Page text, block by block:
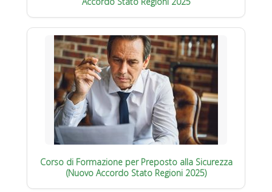
Corso di Formazione per Preposto alla Sicurezza
(Nuovo Accordo Stato Regioni 2025)